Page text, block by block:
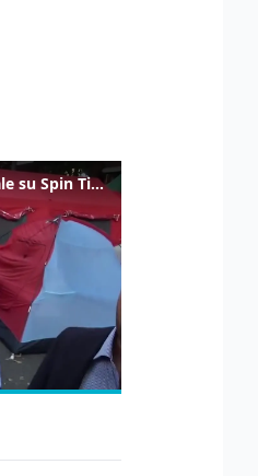
Gualtieri: "Responsabilità del Viminale su Spin Time? La posizione dei partiti è nota"